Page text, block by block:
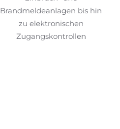
Brandmeldeanlagen bis hin
zu elektronischen
Zugangskontrollen